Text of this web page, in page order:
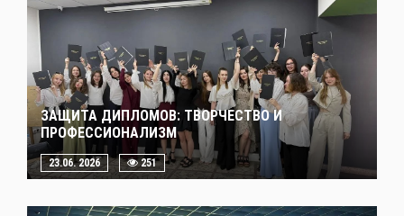
ЗАЩИТА ДИПЛОМОВ: ТВОРЧЕСТВО И
ПРОФЕССИОНАЛИЗМ
23.06. 2026 251